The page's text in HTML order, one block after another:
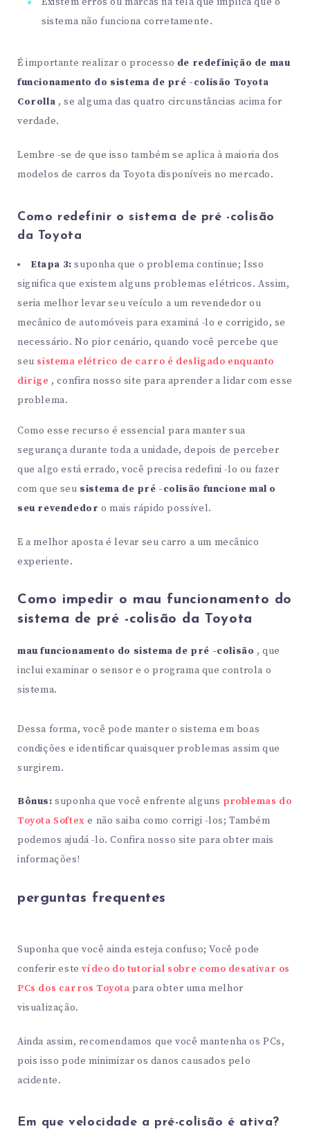
sistema não funciona corretamente.
É importante realizar o processo de redefinição de mau
funcionamento do sistema de pré -colisão Toyota
Corolla , se alguma das quatro circunstâncias acima for
verdade.
Lembre -se de que isso também se aplica à maioria dos
modelos de carros da Toyota disponíveis no mercado.
Como redefinir o sistema de pré -colisão
da Toyota
Etapa 3: suponha que o problema continue; Isso
significa que existem alguns problemas elétricos. Assim,
seria melhor levar seu veículo a um revendedor ou
mecânico de automóveis para examiná -lo e corrigido, se
necessário. No pior cenário, quando você percebe que
seu sistema elétrico de carro é desligado enquanto
dirige , confira nosso site para aprender a lidar com esse
problema.
Como esse recurso é essencial para manter sua
segurança durante toda a unidade, depois de perceber
que algo está errado, você precisa redefini -lo ou fazer
com que seu sistema de pré -colisão funcione mal o
seu revendedor o mais rápido possível.
E a melhor aposta é levar seu carro a um mecânico
experiente.
Como impedir o mau funcionamento do
sistema de pré -colisão da Toyota
mau funcionamento do sistema de pré -colisão , que
inclui examinar o sensor e o programa que controla o
sistema.
Dessa forma, você pode manter o sistema em boas
condições e identificar quaisquer problemas assim que
surgirem.
Bônus: suponha que você enfrente alguns problemas do
Toyota Softex e não saiba como corrigi -los; Também
podemos ajudá -lo. Confira nosso site para obter mais
informações!
perguntas frequentes
Suponha que você ainda esteja confuso; Você pode
conferir estevídeo do tutorial sobre como desativar os
PCs dos carros Toyota para obter uma melhor
visualização.
Ainda assim, recomendamos que você mantenha os PCs,
pois isso pode minimizar os danos causados ​​pelo
acidente.
Em que velocidade a pré-colisão é ativa?